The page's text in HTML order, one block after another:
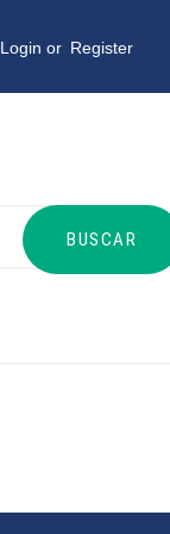
Login or Register